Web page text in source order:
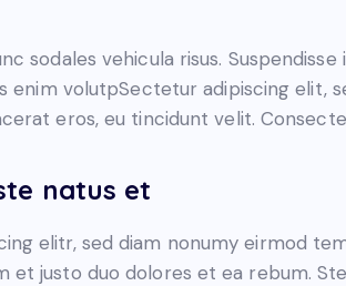
sodales vehicula risus.
volutpSectetur adipiscing elit,
eros, eu tincidunt velit.
natus et
elitr, sed diam nonumy eirmod
et justo duo dolores et ea rebum.